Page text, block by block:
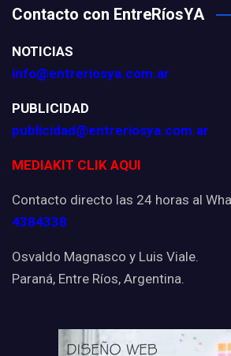
Contacto con EntreRíosYA
NOTICIAS
info@entreriosya.com.ar
PUBLICIDAD
publicidad@entreriosya.com.ar
MEDIAKIT CLIK AQUI
Contacto directo las 24 horas al
4384338
Osvaldo Magnasco y Luis Viale.
Paraná, Entre Ríos, Argentina.